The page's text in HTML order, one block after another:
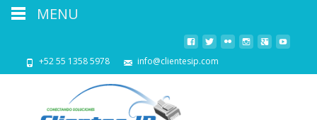
+52 55 1358 5978 info@clientesip.com
MENU